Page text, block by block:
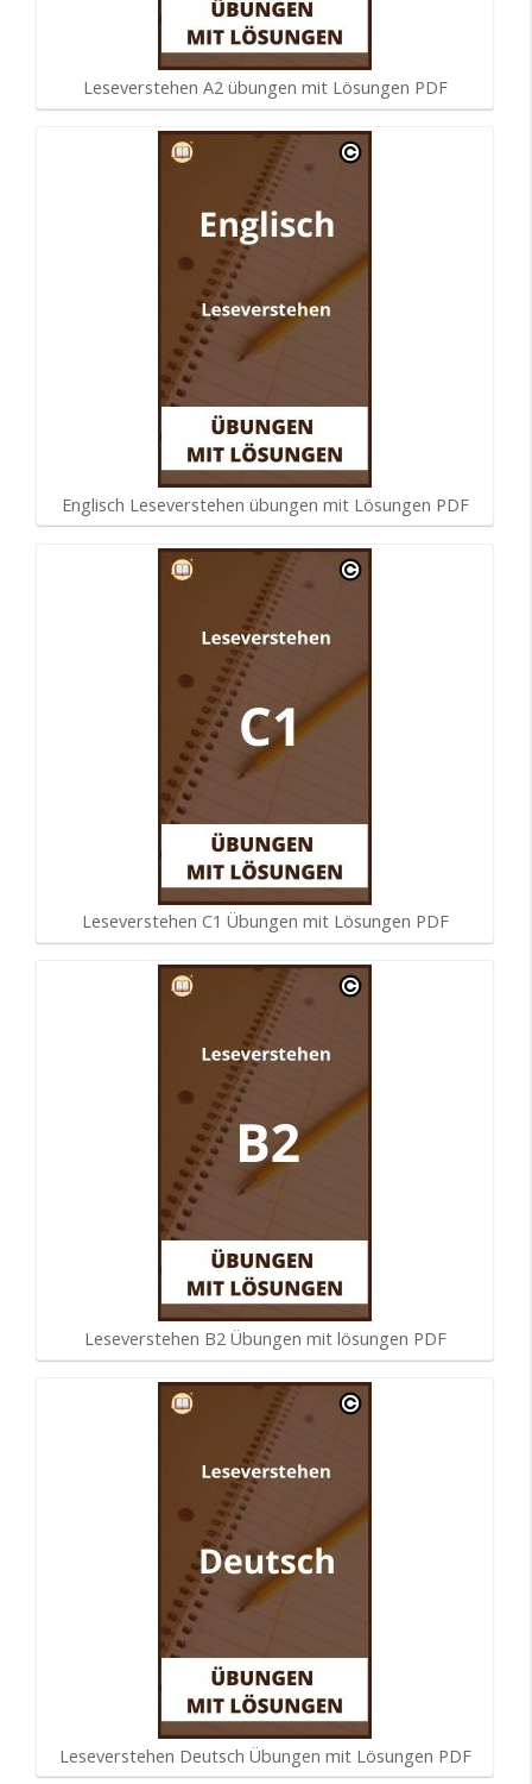
Leseverstehen A2 übungen mit Lösungen PDF
Englisch Leseverstehen übungen mit Lösungen PDF
Leseverstehen C1 Übungen mit Lösungen PDF
Leseverstehen B2 Übungen mit lösungen PDF
Leseverstehen Deutsch Übungen mit Lösungen PDF